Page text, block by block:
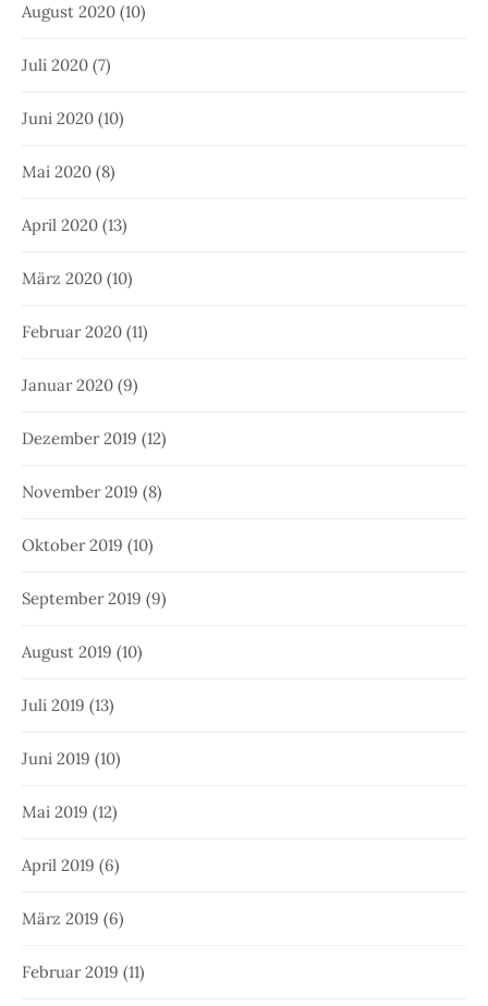
August 2020 (10)
Juli 2020 (7)
Juni 2020 (10)
Mai 2020 (8)
April 2020 (13)
März 2020 (10)
Februar 2020 (11)
Januar 2020 (9)
Dezember 2019 (12)
November 2019 (8)
Oktober 2019 (10)
September 2019 (9)
August 2019 (10)
Juli 2019 (13)
Juni 2019 (10)
Mai 2019 (12)
April 2019 (6)
März 2019 (6)
Februar 2019 (11)